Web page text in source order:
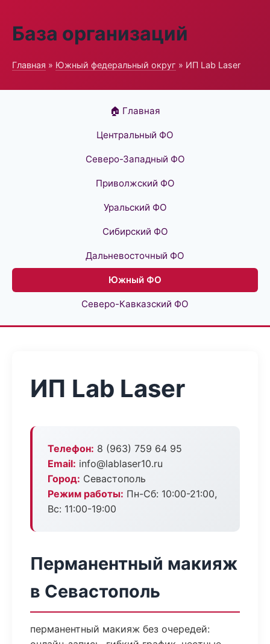
База организаций
Главная » Южный федеральный округ » ИП Lab Laser
🏠 Главная
Центральный ФО
Северо-Западный ФО
Приволжский ФО
Уральский ФО
Сибирский ФО
Дальневосточный ФО
Южный ФО
Северо-Кавказский ФО
ИП Lab Laser
Телефон: 8 (963) 759 64 95
Email: info@lablaser10.ru
Город: Севастополь
Режим работы: Пн-Сб: 10:00-21:00,
Вс: 11:00-19:00
Перманентный макияж
в Севастополь
перманентный макияж без очередей: